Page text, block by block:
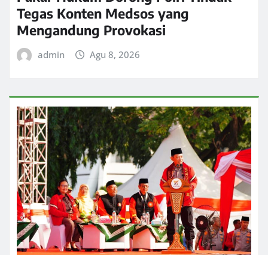
Tegas Konten Medsos yang
Mengandung Provokasi
admin Agu 8, 2026